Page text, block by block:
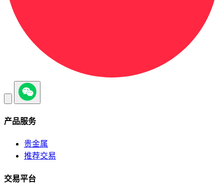
产品服务
贵金属
推荐交易
交易平台